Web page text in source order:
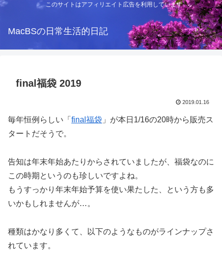
このサイトはアフィリエイト広告を利用しています
MacBSの日常生活的日記
final福袋 2019
2019.01.16
毎年恒例らしい「 final福袋 」が本日1/16の20時から販売ス
タートだそうで。
告知は年末年始あたりからされていましたが、福袋なのに
この時期というのも珍しいですよね。
もうすっかり年末年始予算を使い果たした、という方も多
いかもしれませんが…。
種類はかなり多くて、以下のようなものがラインナップさ
れています。